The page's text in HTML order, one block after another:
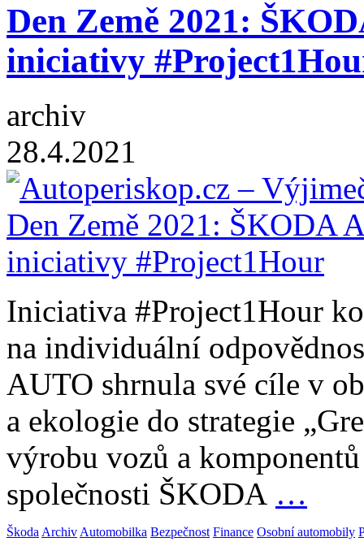
Den Země 2021:
iniciativy
archiv
28.4.2021
Iniciativa #Project1Hour
na individuální
AUTO shrnula své cíle v
a ekologie do strategie
výrobu vozů a
společnosti ŠKODA …
Škoda Archiv Automobilka Bezpečnost Finance Osobní automobily